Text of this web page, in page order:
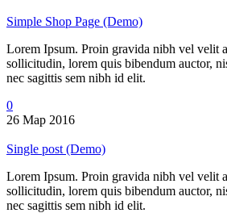
Simple Shop Page (Demo)
Lorem Ipsum. Proin gravida nibh vel velit
sollicitudin, lorem quis bibendum auctor,
nec sagittis sem nibh id elit.
0
26 Мар 2016
Single post (Demo)
Lorem Ipsum. Proin gravida nibh vel velit
sollicitudin, lorem quis bibendum auctor,
nec sagittis sem nibh id elit.